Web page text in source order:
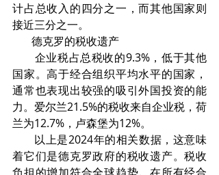
计占总收入的四分之一，而其他国家则
接近三分之一。
德克罗的税收遗产
企业税占总税收的9.3%，低于其他
国家。高于经合组织平均水平的国家，
通常也表现出较强的吸引外国投资的能
力。爱尔兰21.5%的税收来自企业税，荷
兰为12.7%，卢森堡为12%。
以上是2024年的相关数据，这意味
着它们是德克罗政府的税收遗产。税收